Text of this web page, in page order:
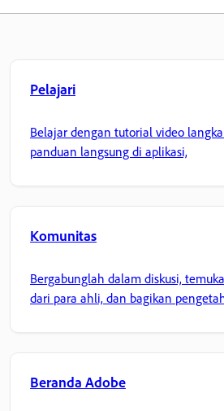
Pelajari
Belajar dengan tutorial video
panduan langsung di aplikasi,
Komunitas
Bergabunglah dalam diskusi,
dari para ahli, dan bagikan
Beranda Adobe